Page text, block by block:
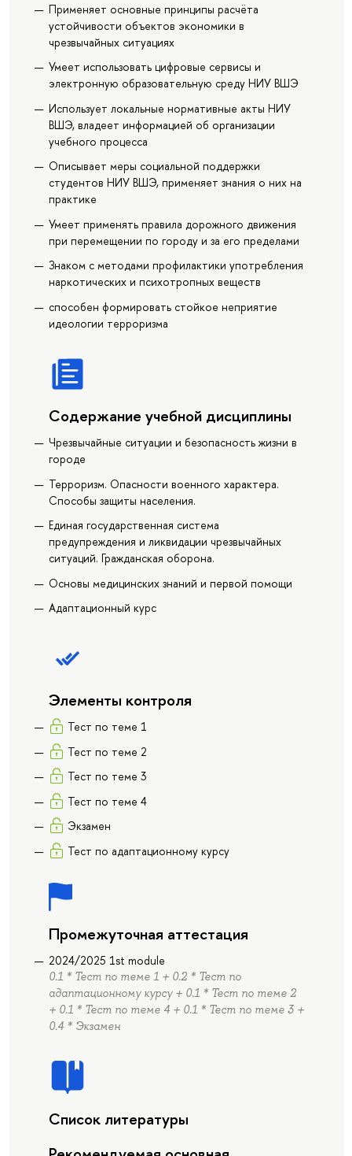
Применяет основные принципы расчёта
устойчивости объектов экономики в
чрезвычайных ситуациях
Умеет использовать цифровые сервисы и
электронную образовательную среду НИУ ВШЭ
Использует локальные нормативные акты НИУ
ВШЭ, владеет информацией об организации
учебного процесса
Описывает меры социальной поддержки
студентов НИУ ВШЭ, применяет знания о них на
практике
Умеет применять правила дорожного движения
при перемещении по городу и за его пределами
Знаком с методами профилактики употребления
наркотических и психотропных веществ
способен формировать стойкое неприятие
идеологии терроризма
Содержание учебной дисциплины
Чрезвычайные ситуации и безопасность жизни в
городе
Терроризм. Опасности военного характера.
Способы защиты населения.
Единая государственная система
предупреждения и ликвидации чрезвычайных
ситуаций. Гражданская оборона.
Основы медицинских знаний и первой помощи
Адаптационный курс
Элементы контроля
Тест по теме 1
Тест по теме 2
Тест по теме 3
Тест по теме 4
Экзамен
Тест по адаптационному курсу
Промежуточная аттестация
2024/2025 1st module
0.1 * Тест по теме 1 + 0.2 * Тест по
адаптационному курсу + 0.1 * Тест по теме 2
+ 0.1 * Тест по теме 4 + 0.1 * Тест по теме 3 +
0.4 * Экзамен
Список литературы